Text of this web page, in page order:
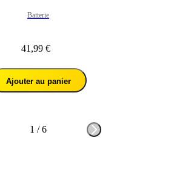
Batterie
41,99 €
Ajouter au panier
1 /6